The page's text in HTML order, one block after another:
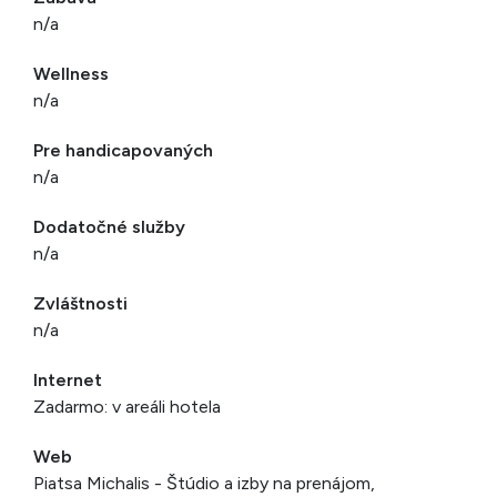
n/a
Wellness
n/a
Pre handicapovaných
n/a
Dodatočné služby
n/a
Zvláštnosti
n/a
Internet
Zadarmo: v areáli hotela
Web
Piatsa Michalis - Štúdio a izby na prenájom,